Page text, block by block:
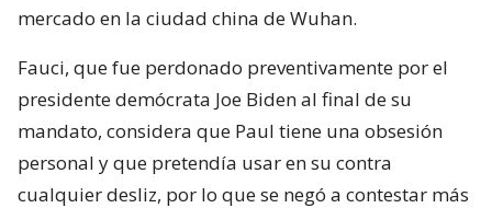
mercado en la ciudad china de Wuhan.
Fauci, que fue perdonado preventivamente por el
presidente demócrata Joe Biden al final de su
mandato, considera que Paul tiene una obsesión
personal y que pretendía usar en su contra
cualquier desliz, por lo que se negó a contestar más